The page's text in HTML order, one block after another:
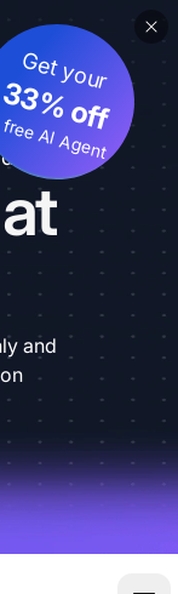
Get your
33% off
AI Agent
and